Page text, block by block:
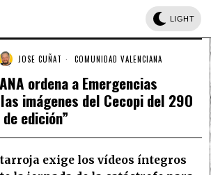
LIGHT
JOSE CUÑAT COMUNIDAD VALENCIANA
ordena a Emergencias
imágenes del Cecopi del 29O
edición”
exige los vídeos íntegros